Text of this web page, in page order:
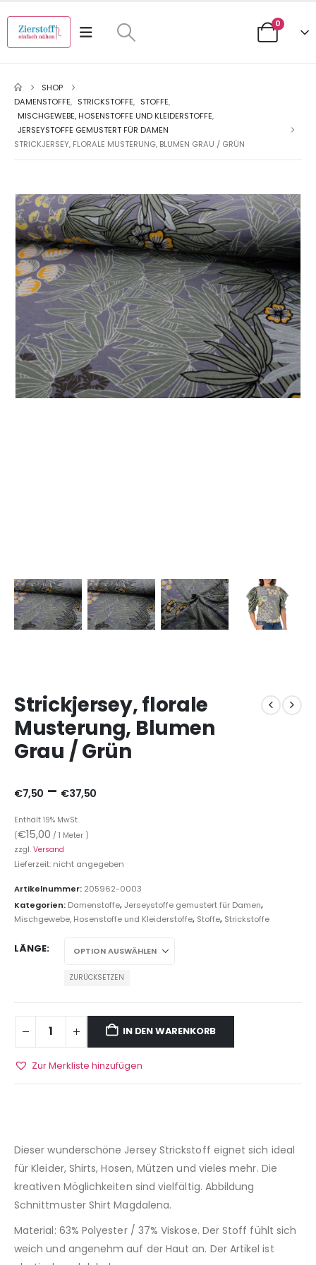
0
SHOP
DAMENSTOFFE, STRICKSTOFFE, STOFFE,
MISCHGEWEBE, HOSENSTOFFE UND KLEIDERSTOFFE,
JERSEYSTOFFE GEMUSTERT FÜR DAMEN
STRICKJERSEY, FLORALE MUSTERUNG, BLUMEN GRAU / GRÜN
Strickjersey, florale
Musterung, Blumen
Grau / Grün
€7,50 – €37,50
Enthält 19% MwSt.
(€15,00 / 1 Meter )
zzgl. Versand
Lieferzeit: nicht angegeben
Artikelnummer: 205962-0003
Kategorien: Damenstoffe,Jerseystoffe gemustert für Damen,
Mischgewebe, Hosenstoffe und Kleiderstoffe, Stoffe, Strickstoffe
LÄNGE
ZURÜCKSETZEN
IN DEN WARENKORB
Zur Merkliste hinzufügen
Dieser wunderschöne Jersey Strickstoff eignet sich ideal
für Kleider, Shirts, Hosen, Mützen und vieles mehr. Die
kreativen Möglichkeiten sind vielfältig. Abbildung
Schnittmuster Shirt Magdalena.
Material: 63% Polyester / 37% Viskose. Der Stoff fühlt sich
weich und angenehm auf der Haut an. Der Artikel ist